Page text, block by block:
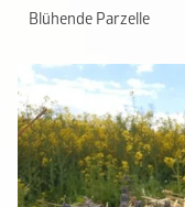
Blühende Parzelle